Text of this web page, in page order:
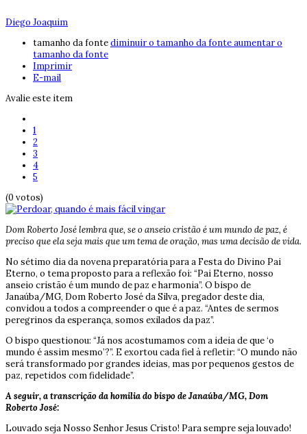
Diego Joaquim
tamanho da fontediminuir o tamanho da fonteaumentar o
tamanho da fonte
Imprimir
E-mail
Avalie este item
1
2
3
4
5
(0 votos)
Dom Roberto José lembra que, se o anseio cristão é um mundo de paz, é
preciso que ela seja mais que um tema de oração, mas uma decisão de vida.
No sétimo dia da novena preparatória para a Festa do Divino Pai
Eterno, o tema proposto para a reflexão foi: “Pai Eterno, nosso
anseio cristão é um mundo de paz e harmonia”. O bispo de
Janaúba/MG, Dom Roberto José da Silva, pregador deste dia,
convidou a todos a compreender o que é a paz. “Antes de sermos
peregrinos da esperança, somos exilados da paz”.
O bispo questionou: “Já nos acostumamos com a ideia de que ‘o
mundo é assim mesmo’?”. E exortou cada fiel à refletir: “O mundo não
será transformado por grandes ideias, mas por pequenos gestos de
paz, repetidos com fidelidade”.
A seguir, a transcrição da homilia do bispo de Janaúba/MG, Dom
Roberto José:
Louvado seja Nosso Senhor Jesus Cristo! Para sempre seja louvado!